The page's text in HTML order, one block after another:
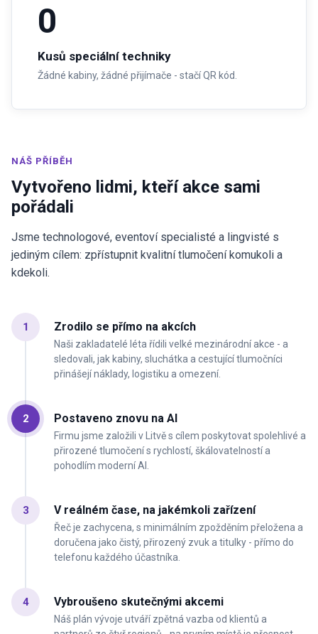
0
Kusů speciální techniky
Žádné kabiny, žádné přijímače - stačí QR kód.
NÁŠ PŘÍBĚH
Vytvořeno lidmi, kteří akce sami
pořádali
Jsme technologové, eventoví specialisté a lingvisté s
jediným cílem: zpřístupnit kvalitní tlumočení komukoli a
kdekoli.
1 Zrodilo se přímo na akcích
Naši zakladatelé léta řídili velké mezinárodní akce - a
sledovali, jak kabiny, sluchátka a cestující tlumočníci
přinášejí náklady, logistiku a omezení.
2 Postaveno znovu na AI
Firmu jsme založili v Litvě s cílem poskytovat spolehlivé a
přirozené tlumočení s rychlostí, škálovatelností a
pohodlím moderní AI.
3 V reálném čase, na jakémkoli zařízení
Řeč je zachycena, s minimálním zpožděním přeložena a
doručena jako čistý, přirozený zvuk a titulky - přímo do
telefonu každého účastníka.
4 Vybroušeno skutečnými akcemi
Náš plán vývoje utváří zpětná vazba od klientů a